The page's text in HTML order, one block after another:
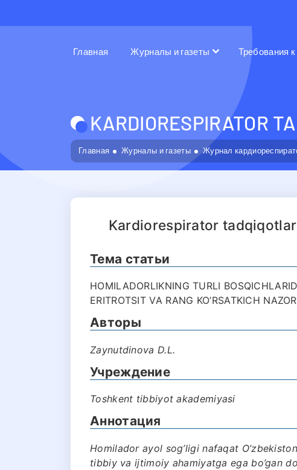
Главная Журналы и газеты Требования
KARDIORESPIRATOR
Главная Журналы и газеты Журнал
Kardiorespirator
Тема статьи
HOMILADORLIKNING TURLI
ERITROTSIT VA RANG KO’RSATKICH
Авторы
Zaynutdinova D.L.
Учреждение
Toshkent tibbiyot akademiyasi
Аннотация
Homilador ayol sog’ligi nafaqat
tibbiy va ijtimoiy ahamiyatga ega bo’gan